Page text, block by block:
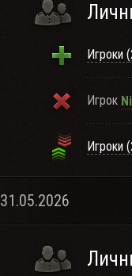
Игроки
Игрок
Игроки
31.05.2026